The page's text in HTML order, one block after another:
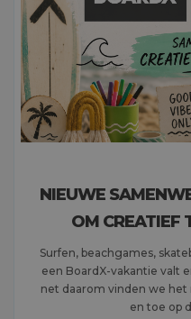
NIEUWE
OM CREATIEF
Surfen, beachgames,
een BoardX-vakantie valt
net daarom vinden we
en toe op